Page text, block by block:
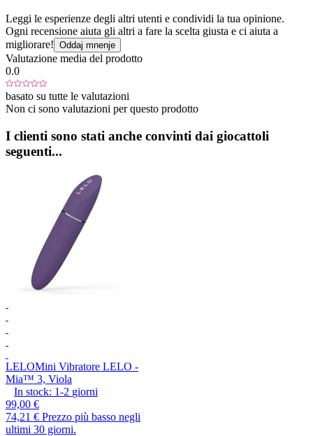
Leggi le esperienze degli altri utenti e condividi la tua opinione.
Ogni recensione aiuta gli altri a fare la scelta giusta e ci aiuta a
migliorare! Oddaj mnenje
Valutazione media del prodotto
0.0
basato su tutte le valutazioni
Non ci sono valutazioni per questo prodotto
I clienti sono stati anche convinti dai giocattoli
seguenti...
LELOMini Vibratore LELO -
Mia™ 3, Viola
In stock: 1-2 giorni
99,00 €
74,21 € Prezzo più basso negli
ultimi 30 giorni.